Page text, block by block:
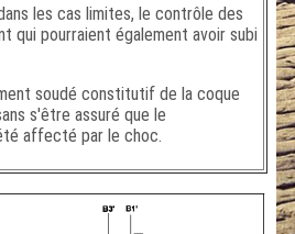
les cas limites, le contrôle des
qui pourraient également avoir subi
soudé constitutif de la coque
s'être assuré que le
affecté par le choc.